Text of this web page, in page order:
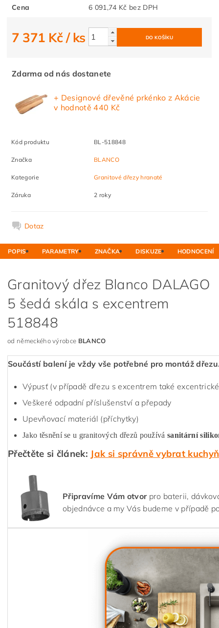
Cena 6 091,74 Kč bez DPH
7 371 Kč/ ks
Zdarma od nás dostanete
+ Designové dřevěné prkénko z Akácie
v hodnotě 440 Kč
Kód produktu BL-518848
Značka BLANCO
Kategorie Granitové dřezy hranaté
Záruka 2 roky
Dotaz
POPIS PARAMETRY ZNAČKA DISKUZE HODNOCENÍ
Granitový dřez Blanco DALAGO
5 šedá skála s excentrem
518848
od německého výrobce BLANCO
Součástí balení je vždy vše potřebné pro montáž
Výpusť (v případě dřezu s excentrem také
Veškeré odpadní příslušenství a přepady
Upevňovací materiál (příchytky)
Jako těsnění se u granitových dřezů používásanitární
Přečtěte si článek: Jak si správně vybrat
Připravíme Vám otvorpro baterii,
objednávce a my Vás budeme v případě